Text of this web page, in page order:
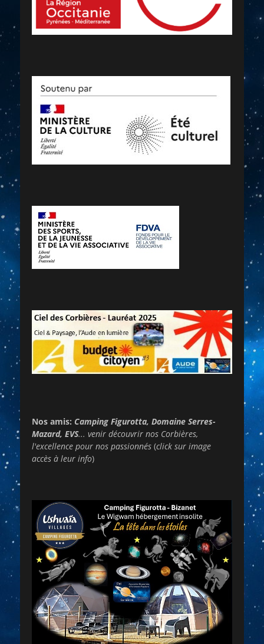
Nos amis: Camping Figurotta, Domaine Serres-
Mazard, EVS... venir découvrir nos Corbières,
l'excellence pour nos passionnés (click sur image
accès à leur info)